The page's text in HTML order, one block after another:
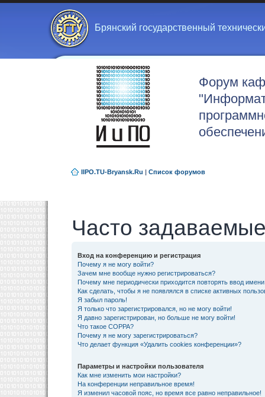
Брянский государственный
Форум
IIPO.TU-Bryansk.Ru | Список форумов
Часто
Вход на конференцию и регистрация
Почему я не могу войти?
Зачем мне вообще нужно регистрироваться?
Почему мне периодически приходится повторять ввод
Как сделать, чтобы я не появлялся в списке активных
Я забыл пароль!
Я только что зарегистрировался, но не могу войти!
Я давно зарегистрирован, но больше не могу войти!
Что такое COPPA?
Почему я не могу зарегистрироваться?
Что делает функция «Удалить cookies конференции»?
Параметры и настройки пользователя
Как мне изменить мои настройки?
На конференции неправильное время!
Я изменил часовой пояс, но время все равно неправильное!